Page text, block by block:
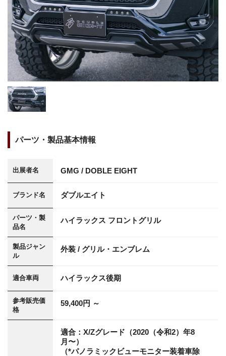
パーツ・製品基本情報
出展者名 GMG / DOBLE EIGHT
ブランド名 ダブルエイト
パーツ・製
品名
ハイラックス フロントグリル
製品ジャン
ル
外装 / グリル・エンブレム
適合車両 ハイラックス後期
参考販売価
格
59,400円 ～
適合：X/Zグレード（2020（令和2）年8
月〜）
（*パノラミックビューモニター装着車除